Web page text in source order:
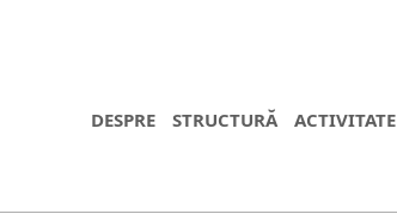
DESPRE STRUCTURĂ ACTIVITATE